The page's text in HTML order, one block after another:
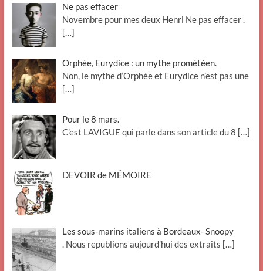
Ne pas effacer
Novembre pour mes deux Henri Ne pas effacer .
[…]
Orphée, Eurydice : un mythe prométéen.
Non, le mythe d’Orphée et Eurydice n’est pas une
[…]
Pour le 8 mars.
C’est LAVIGUE qui parle dans son article du 8 […]
DEVOIR de MÉMOIRE
Les sous-marins italiens à Bordeaux- Snoopy
. Nous republions aujourd’hui des extraits […]